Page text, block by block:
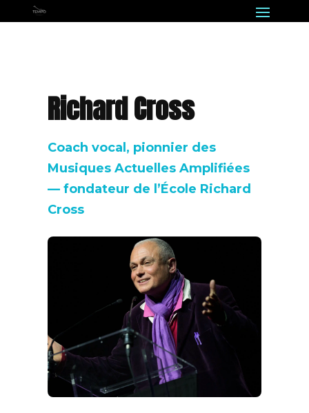
Richard Cross
Coach vocal, pionnier des
Musiques Actuelles Amplifiées
— fondateur de l’École Richard
Cross